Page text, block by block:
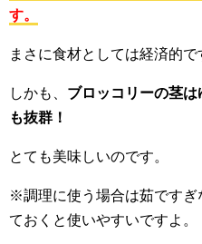
す。
まさに食材としては経済的で
しかも、 ブロッコリーの茎は
も抜群！
とても美味しいのです。
※調理に使う場合は茹ですぎ
ておくと使いやすいですよ。